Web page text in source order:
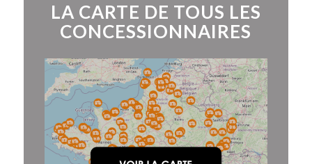
LA CARTE DE TOUS LES
CONCESSIONNAIRES